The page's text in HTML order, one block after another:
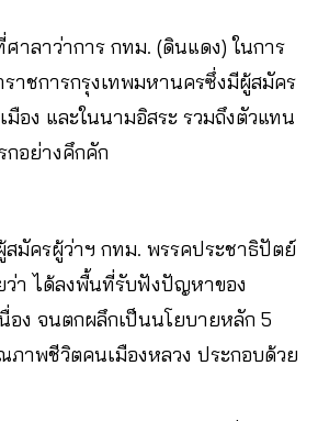
าลาว่าการ กทม. (ดินแดง) ในการ
ราชการกรุงเทพมหานครซึ่งมีผู้สมัคร
มือง และในนามอิสระ รวมถึงตัวแทน
กอย่างคึกคัก
สมัครผู้ว่าฯ กทม. พรรคประชาธิปัตย์
ว่า ได้ลงพื้นที่รับฟังปัญหาของ
อง จนตกผลึกเป็นนโยบายหลัก 5
ภาพชีวิตคนเมืองหลวง ประกอบด้วย